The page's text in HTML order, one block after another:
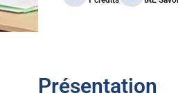
Présentation